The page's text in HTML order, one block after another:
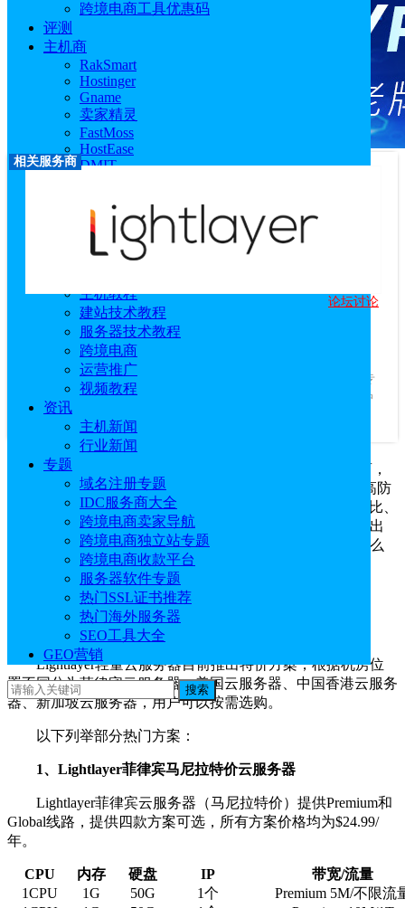
跨境电商工具优惠码
评测
主机商
RakSmart
Hostinger
Gname
卖家精灵
FastMoss
HostEase
DMIT
西柚找词
优麦云
恒创科技
主机教程
建站技术教程
服务器技术教程
跨境电商
运营推广
视频教程
资讯
主机新闻
行业新闻
专题
域名注册专题
IDC服务商大全
跨境电商卖家导航
跨境电商独立站专题
跨境电商收款平台
服务器软件专题
热门SSL证书推荐
热门海外服务器
SEO工具大全
GEO营销
搜索
相关服务商
Lightlayer 论坛讨论
优惠码： 专属优惠链接
访问官网|优惠活动
服务商介绍：Lightlayer是领先的二级电信增值服务提供商，专
业提供多个地区的轻量级云服务器、高配物理机和DDoS高防护
服务。其基础设施遍布全球主要...
Lightlayer是
旗下的二级电信增值服务提供商，
专业提供质优价廉的轻量云服务器和高配物理机和DDoS高防
护服务，部署了美国、中国香港和菲律宾机房。以高性价比、
灵活配置和即用即付等优势，Lightlayer轻量云服务器刚推出
就受到了广大用户的关注，那么Lightlayer轻量云服务器怎么
样？下面一起来看看。
Lightlayer官网：点击进入
优惠获取页面： Lightlayer优惠码
Lightlayer轻量云服务器目前推出特价方案，根据机房位
置不同分为菲律宾云服务器、美国云服务器、中国香港云服务
器、新加坡云服务器，用户可以按需选购。
以下列举部分热门方案：
1、Lightlayer菲律宾马尼拉特价云服务器
Lightlayer菲律宾云服务器（马尼拉特价）提供Premium和
Global线路，提供四款方案可选，所有方案价格均为$24.99/
年。
CPU 内存 硬盘 IP 带宽/流量
1CPU
1G 50G 1个 Premium 5M/不限流